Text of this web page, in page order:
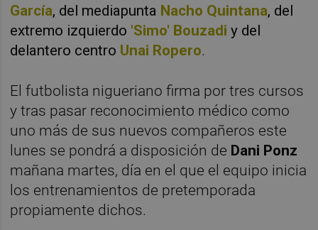
García, del mediapunta Nacho Quintana, del
extremo izquierdo 'Simo' Bouzadi y del
delantero centro Unai Ropero.
El futbolista nigueriano firma por tres cursos
y tras pasar reconocimiento médico como
uno más de sus nuevos compañeros este
lunes se pondrá a disposición de Dani Ponz
mañana martes, día en el que el equipo inicia
los entrenamientos de pretemporada
propiamente dichos.